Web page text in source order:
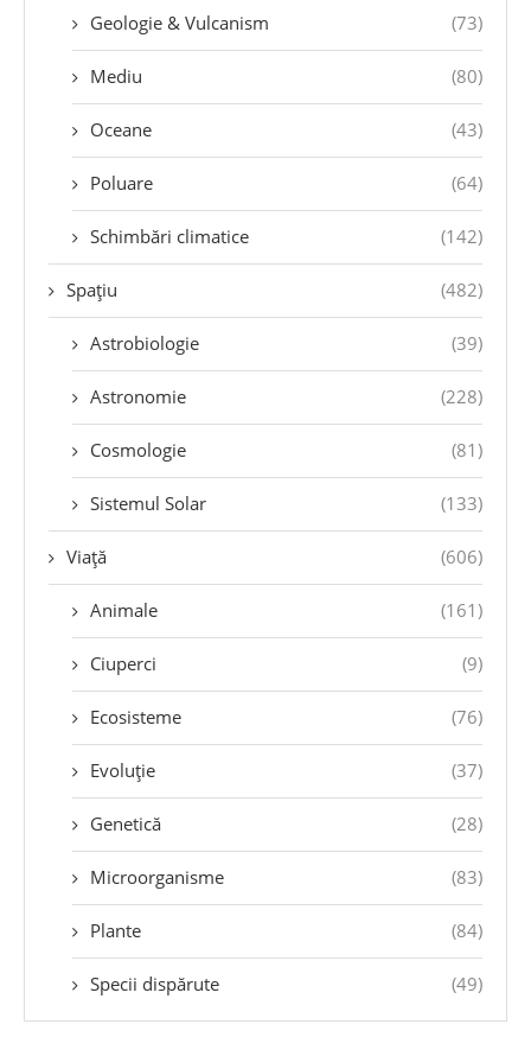
Geologie & Vulcanism (73)
Mediu (80)
Oceane (43)
Poluare (64)
Schimbări climatice (142)
Spațiu (482)
Astrobiologie (39)
Astronomie (228)
Cosmologie (81)
Sistemul Solar (133)
Viață (606)
Animale (161)
Ciuperci (9)
Ecosisteme (76)
Evoluție (37)
Genetică (28)
Microorganisme (83)
Plante (84)
Specii dispărute (49)